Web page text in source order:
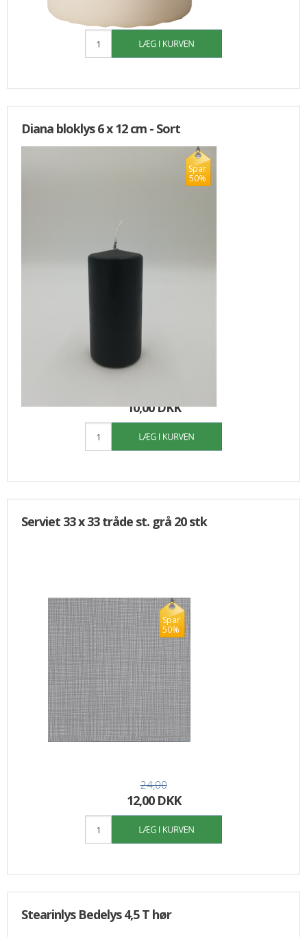
10,00 DKK
Diana bloklys 6 x 12 cm - Sort
Spar
50%
10,00 DKK
Serviet 33 x 33 tråde st. grå 20 stk
Spar
50%
24,00
12,00 DKK
Stearinlys Bedelys 4,5 T hør